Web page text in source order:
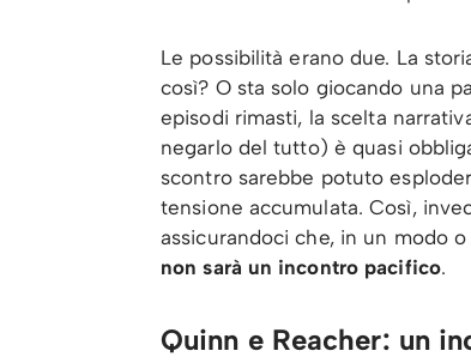
Le possibilità erano due. La
così? O sta solo giocando una
episodi rimasti, la scelta
negarlo del tutto) è quasi
scontro sarebbe potuto
tensione accumulata. Così,
assicurandoci che, in un modo
non sarà un incontro pacifico.
Quinn e Reacher: un